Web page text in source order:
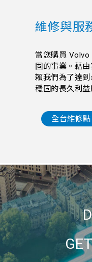
維修與服
當您購買 Volvo
固的事業。藉
賴我們為了達
穩固的長久利益
全台維修點